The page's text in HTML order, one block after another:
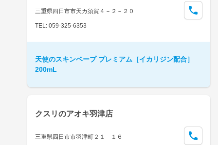
三重県四日市市天カ須賀４－２－２０
TEL: 059-325-6353
天使のスキンベープ プレミアム［イカリジン配合］
200mL
クスリのアオキ羽津店
三重県四日市市羽津町２１－１６